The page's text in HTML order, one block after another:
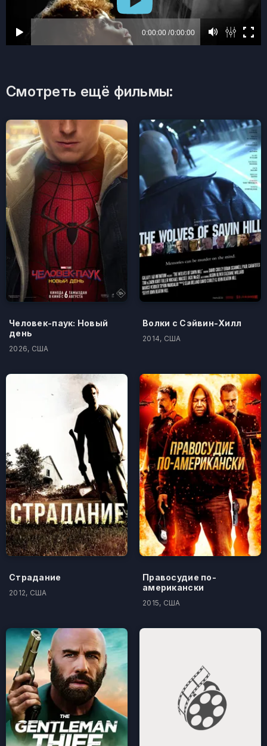
Смотреть ещё фильмы:
Человек-паук: Новый
день
2026, США
Волки с Сэйвин-Хилл
2014, США
Страдание
2012, США
Правосудие по-
американски
2015, США